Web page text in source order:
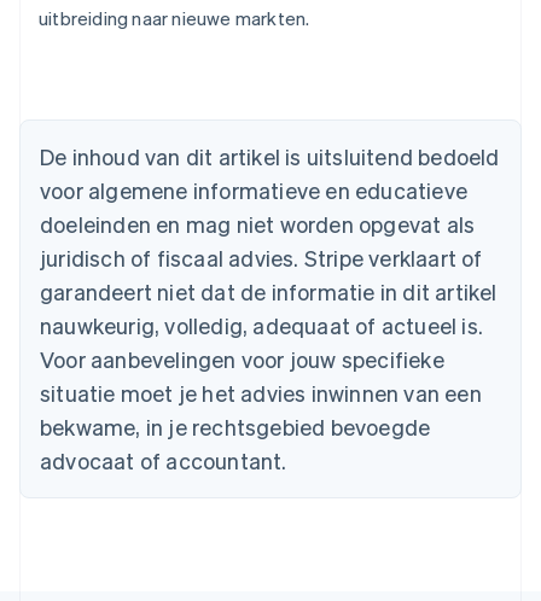
uitbreiding naar nieuwe markten.
De inhoud van dit artikel is uitsluitend bedoeld
voor algemene informatieve en educatieve
doeleinden en mag niet worden opgevat als
juridisch of fiscaal advies. Stripe verklaart of
garandeert niet dat de informatie in dit artikel
nauwkeurig, volledig, adequaat of actueel is.
Voor aanbevelingen voor jouw specifieke
situatie moet je het advies inwinnen van een
bekwame, in je rechtsgebied bevoegde
advocaat of accountant.
België
Brazilië
PortuguêsEnglish
Bulgarije
English
Canada
English Français
Cyprus
English
Denemarken
Duitsland
DeutschEnglish
Estland
English
Finland